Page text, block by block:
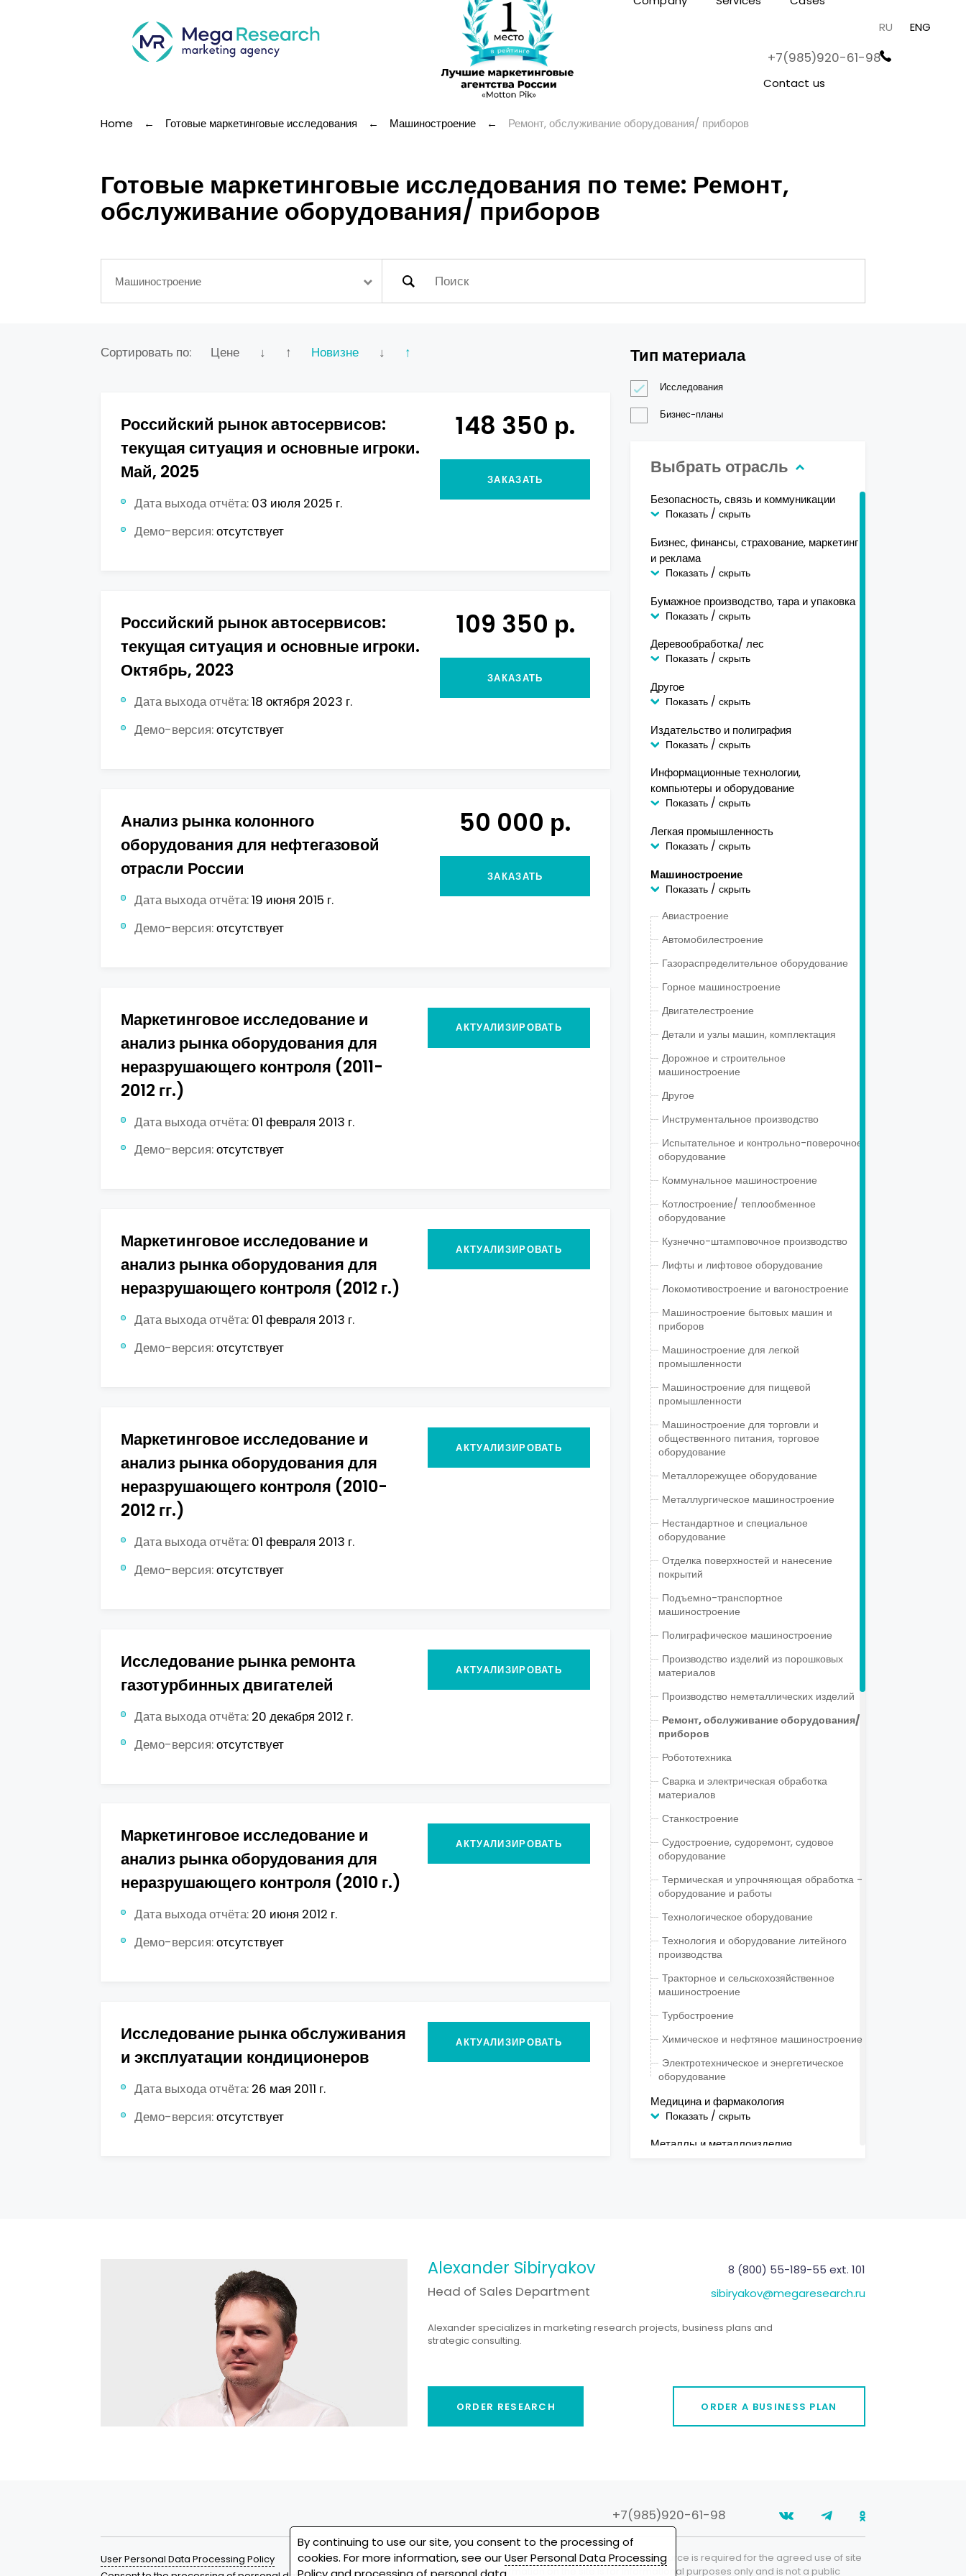
Contact us
RU ENG
+7(985)920-61-98
Home ← Готовые маркетинговые исследования ← Машиностроение ← Ремонт, обслуживание оборудования/ приборов
Готовые маркетинговые исследования по теме: Ремонт,
обслуживание оборудования/ приборов
Машиностроение
Сортировать по: Цене ↓ ↑ Новизне ↓ ↑
Российский рынок автосервисов:
текущая ситуация и основные игроки.
Май, 2025
Дата выхода отчёта: 03 июля 2025 г.
Демо-версия:отсутствует
148 350 р.
ЗАКАЗАТЬ
Российский рынок автосервисов:
текущая ситуация и основные игроки.
Октябрь, 2023
Дата выхода отчёта:18 октября 2023 г.
Демо-версия:отсутствует
109 350 р.
ЗАКАЗАТЬ
Анализ рынка колонного
оборудования для нефтегазовой
отрасли России
Дата выхода отчёта:19 июня 2015 г.
Демо-версия:отсутствует
50 000 р.
ЗАКАЗАТЬ
Маркетинговое исследование и
анализ рынка оборудования для
неразрушающего контроля (2011-
2012 гг.)
Дата выхода отчёта: 01 февраля 2013 г.
Демо-версия:отсутствует
АКТУАЛИЗИРОВАТЬ
Маркетинговое исследование и
анализ рынка оборудования для
неразрушающего контроля (2012 г.)
Дата выхода отчёта: 01 февраля 2013 г.
Демо-версия:отсутствует
АКТУАЛИЗИРОВАТЬ
Маркетинговое исследование и
анализ рынка оборудования для
неразрушающего контроля (2010-
2012 гг.)
Дата выхода отчёта: 01 февраля 2013 г.
Демо-версия:отсутствует
АКТУАЛИЗИРОВАТЬ
Исследование рынка ремонта
газотурбинных двигателей
Дата выхода отчёта: 20 декабря 2012 г.
Демо-версия:отсутствует
АКТУАЛИЗИРОВАТЬ
Маркетинговое исследование и
анализ рынка оборудования для
неразрушающего контроля (2010 г.)
Дата выхода отчёта: 20 июня 2012 г.
Демо-версия:отсутствует
АКТУАЛИЗИРОВАТЬ
Исследование рынка обслуживания
и эксплуатации кондиционеров
Дата выхода отчёта: 26 мая 2011 г.
Демо-версия:отсутствует
АКТУАЛИЗИРОВАТЬ
Тип материала
Исследования
Бизнес-планы
Выбрать отрасль
Безопасность, связь и коммуникации
Показать / скрыть
Бизнес, финансы, страхование, маркетинг
и реклама
Показать / скрыть
Бумажное производство, тара и упаковка
Показать / скрыть
Деревообработка/ лес
Показать / скрыть
Другое
Показать / скрыть
Издательство и полиграфия
Показать / скрыть
Информационные технологии,
компьютеры и оборудование
Показать / скрыть
Легкая промышленность
Показать / скрыть
Машиностроение
Показать / скрыть
Авиастроение
Автомобилестроение
Газораспределительное оборудование
Горное машиностроение
Двигателестроение
Детали и узлы машин, комплектация
Дорожное и строительное
машиностроение
Другое
Инструментальное производство
Испытательное и контрольно-поверочное
оборудование
Коммунальное машиностроение
Котлостроение/ теплообменное
оборудование
Кузнечно-штамповочное производство
Лифты и лифтовое оборудование
Локомотивостроение и вагоностроение
Машиностроение бытовых машин и
приборов
Машиностроение для легкой
промышленности
Машиностроение для пищевой
промышленности
Машиностроение для торговли и
общественного питания, торговое
оборудование
Металлорежущее оборудование
Металлургическое машиностроение
Нестандартное и специальное
оборудование
Отделка поверхностей и нанесение
покрытий
Подъемно-транспортное
машиностроение
Полиграфическое машиностроение
Производство изделий из порошковых
материалов
Производство неметаллических изделий
Ремонт, обслуживание оборудования/
приборов
Робототехника
Сварка и электрическая обработка
материалов
Станкостроение
Судостроение, судоремонт, судовое
оборудование
Термическая и упрочняющая обработка -
оборудование и работы
Технологическое оборудование
Технология и оборудование литейного
производства
Тракторное и сельскохозяйственное
машиностроение
Турбостроение
Химическое и нефтяное машиностроение
Электротехническое и энергетическое
оборудование
Медицина и фармакология
Показать / скрыть
Металлы и металлоизделия
Показать / скрыть
Перевозки/ логистика/ таможня
продовольствие
Показать / скрыть
Топливо и энергетика
Показать / скрыть
Транспорт
Alexander Sibiryakov
Head of Sales Department
8 (800) 55-189-55 ext. 101
sibiryakov@megaresearch.ru
Alexander specializes in marketing research projects, business plans and
strategic consulting.
ORDER RESEARCH ORDER A BUSINESS PLAN
+7(985)920-61-98
User Personal Data Processing Policy
Solutions
Copying of materials is prohibited. A link to the resource is required for the agreed use of site
materials. All information on the site is for informational purposes only and is not a public
By continuing to use our site, you consent to the processing of
cookies. For more information, see ourUser Personal Data Processing